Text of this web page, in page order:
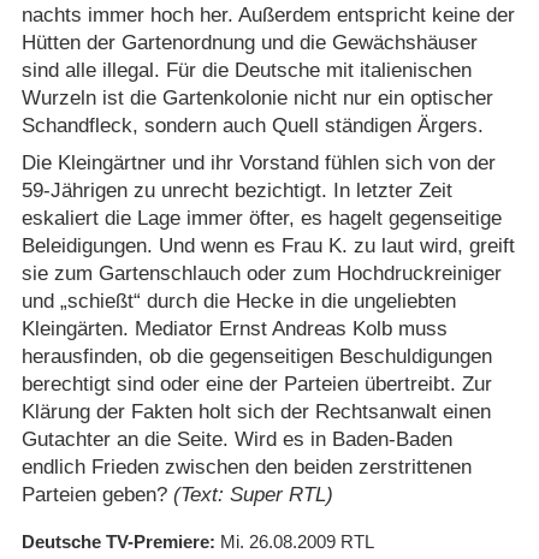
nachts immer hoch her. Außerdem entspricht keine der
Hütten der Gartenordnung und die Gewächshäuser
sind alle illegal. Für die Deutsche mit italienischen
Wurzeln ist die Gartenkolonie nicht nur ein optischer
Schandfleck, sondern auch Quell ständigen Ärgers.
Die Kleingärtner und ihr Vorstand fühlen sich von der
59-Jährigen zu unrecht bezichtigt. In letzter Zeit
eskaliert die Lage immer öfter, es hagelt gegenseitige
Beleidigungen. Und wenn es Frau K. zu laut wird, greift
sie zum Gartenschlauch oder zum Hochdruckreiniger
und „schießt“ durch die Hecke in die ungeliebten
Kleingärten. Mediator Ernst Andreas Kolb muss
herausfinden, ob die gegenseitigen Beschuldigungen
berechtigt sind oder eine der Parteien übertreibt. Zur
Klärung der Fakten holt sich der Rechtsanwalt einen
Gutachter an die Seite. Wird es in Baden-Baden
endlich Frieden zwischen den beiden zerstrittenen
Parteien geben? (Text: Super RTL)
Deutsche TV-Premiere Mi. 26.08.2009 RTL